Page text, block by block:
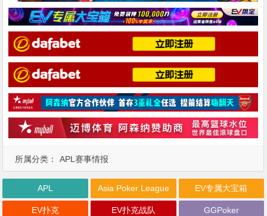
所属分类： APL赛事情报
APL Asia Poker League EV专属大宝箱
EV扑克 EV扑克战队 GGPoker